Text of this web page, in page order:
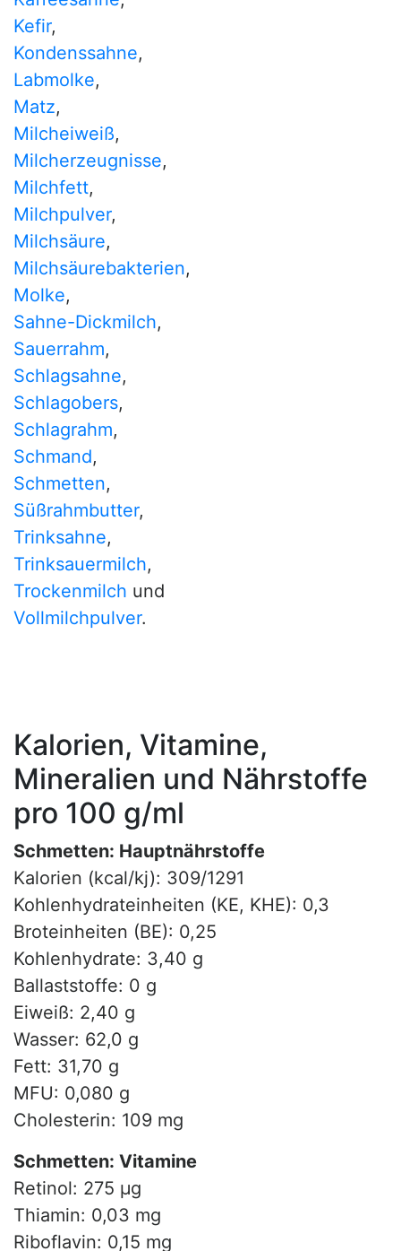
Kefir,
Kondenssahne,
Labmolke,
Matz,
Milcheiweiß,
Milcherzeugnisse,
Milchfett,
Milchpulver,
Milchsäure,
Milchsäurebakterien,
Molke,
Sahne-Dickmilch,
Sauerrahm,
Schlagsahne,
Schlagobers,
Schlagrahm,
Schmand,
Schmetten,
Süßrahmbutter,
Trinksahne,
Trinksauermilch,
Trockenmilch und
Vollmilchpulver.
Kalorien, Vitamine,
Mineralien und Nährstoffe
pro 100 g/ml
Schmetten: Hauptnährstoffe
Kalorien (kcal/kj): 309/1291
Kohlenhydrateinheiten (KE, KHE): 0,3
Broteinheiten (BE): 0,25
Kohlenhydrate: 3,40 g
Ballaststoffe: 0 g
Eiweiß: 2,40 g
Wasser: 62,0 g
Fett: 31,70 g
MFU: 0,080 g
Cholesterin: 109 mg
Schmetten: Vitamine
Retinol: 275 µg
Thiamin: 0,03 mg
Riboflavin: 0,15 mg